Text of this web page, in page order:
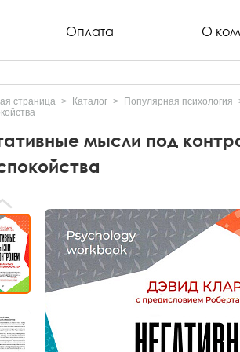
Оплата О
страница Каталог Популярная психология
мысли под